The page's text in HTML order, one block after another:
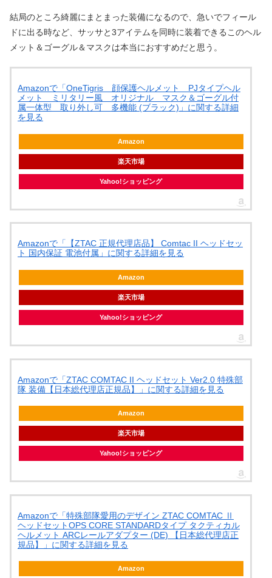
結局のところ綺麗にまとまった装備になるので、急いでフィール
ドに出る時など、サッサと3アイテムを同時に装着できるこのヘル
メット＆ゴーグル＆マスクは本当におすすめだと思う。
Amazonで「OneTigris 顔保護ヘルメット PJタイプヘル
メット ミリタリー風 オリジナル マスク＆ゴーグル付
属一体型 取り外し可 多機能 (ブラック)」に関する詳細
を見る
Amazon
楽天市場
Yahoo!ショッピング
Amazonで「【ZTAC 正規代理店品】 Comtac II ヘッドセッ
ト 国内保証 電池付属」に関する詳細を見る
Amazon
楽天市場
Yahoo!ショッピング
Amazonで「ZTAC COMTAC II ヘッドセット Ver2.0 特殊部
隊 装備【日本総代理店正規品】」に関する詳細を見る
Amazon
楽天市場
Yahoo!ショッピング
Amazonで「特殊部隊愛用のデザイン ZTAC COMTAC Ⅱ
ヘッドセットOPS CORE STANDARDタイプ タクティカル
ヘルメット ARCレールアダプター (DE) 【日本総代理店正
規品】」に関する詳細を見る
Amazon